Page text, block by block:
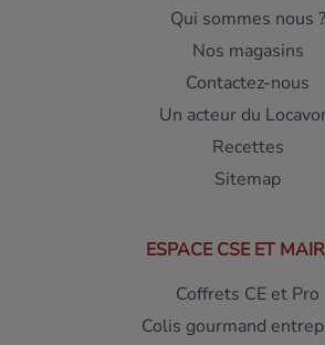
Qui sommes nous ?
Nos magasins
Contactez-nous
Un acteur du
Recettes
Sitemap
ESPACE CSE ET
Coffrets CE et Pro
Colis gourmand